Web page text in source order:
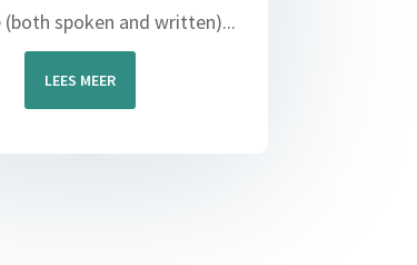
(both spoken and written)...
LEES MEER